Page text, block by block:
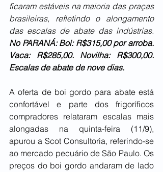
ficaram estáveis na maioria das praças
brasileiras, refletindo o alongamento
No PARANÁ: Boi: R$315,00 por arroba.
Vaca: R$285,00. Novilha: R$300,00.
Escalas de abate de nove dias.
A oferta de boi gordo para abate está
confortável e parte dos frigoríficos
compradores relataram escalas mais
alongadas na quinta-feira (11/9),
apurou a Scot Consultoria, referindo-se
ao mercado pecuário de São Paulo. Os
preços do boi gordo andaram de lado